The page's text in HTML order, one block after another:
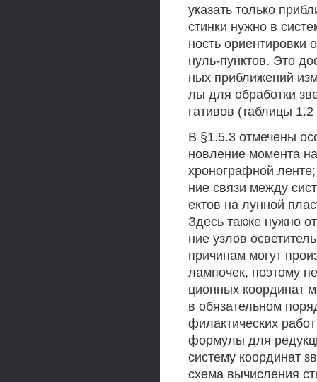
указать только
стинки нужно в
ность ориентировки
нуль-пунктов. Это
ных приближений
лы для обработки
гативов (таблицы
В §1.5.3 отмечены
новление момента
хронографной
ние связи между
ектов на лунной
Здесь также нужно
ние узлов
причинам могут
лампочек, поэтому
ционных координат
в обязательном
филактических
формулы для
систему координат
схема вычисления